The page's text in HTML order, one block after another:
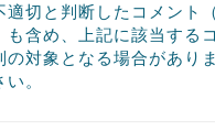
適切と判断したコメント
も含め、上記に該当する
の対象となる場合があり
。